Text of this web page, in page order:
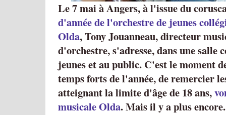
Le 7 mai à Angers, à l'issue du
d'année de l'orchestre de jeunes
Olda, Tony Jouanneau, directeur
d'orchestre, s'adresse, dans une salle
jeunes et au public. C'est le moment
temps forts de l'année, de remercier
atteignant la limite d'âge de 18 ans,
musicale Olda. Mais il y a plus encore.